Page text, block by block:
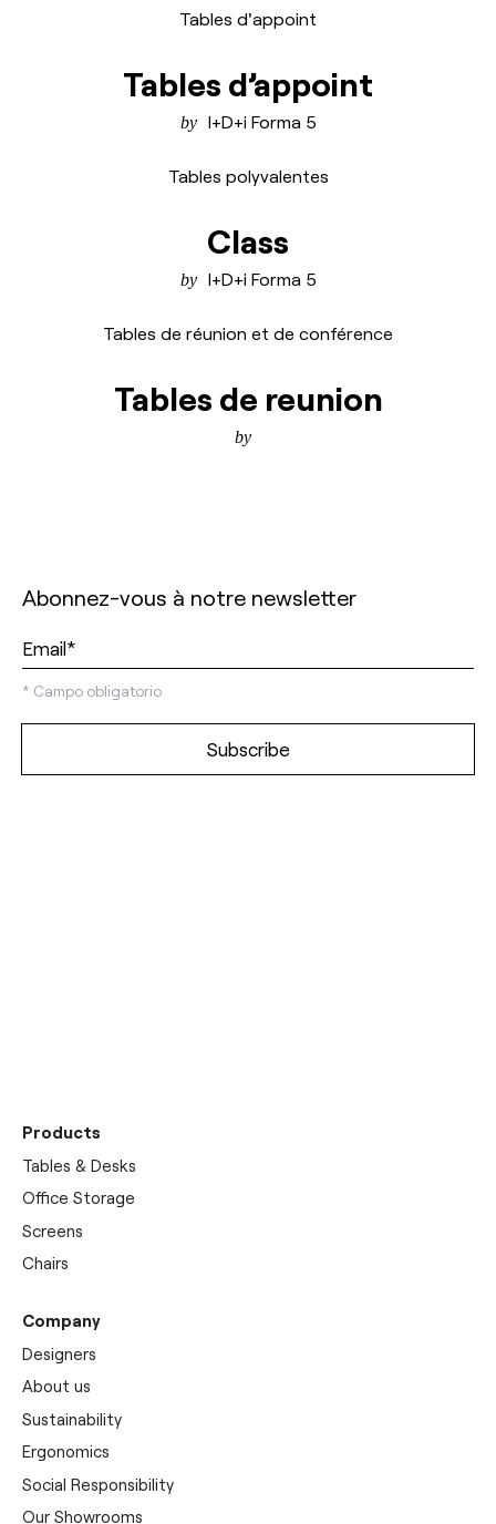
Tables d'appoint
Tables d’appoint
I+D+i Forma 5
Tables polyvalentes
Class
I+D+i Forma 5
Tables de réunion et de conférence
Tables de reunion
Abonnez-vous à notre newsletter
* Campo obligatorio
Products
Tables & Desks
Office Storage
Screens
Chairs
Company
Designers
About us
Sustainability
Ergonomics
Social Responsibility
Our Showrooms